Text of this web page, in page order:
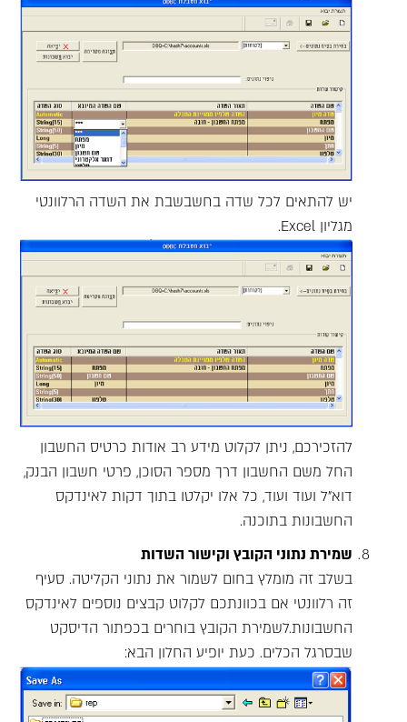
יש להתאים לכל שדה בחשבשבת את השדה הרלוונטי
מגליון Excel.
להזכירכם, ניתן לקלוט מידע רב אודות כרטיס החשבון
החל משם החשבון דרך מספר הסוכן, פרטי חשבון הבנק,
דוא"ל ועוד ועוד, כל אלו יקלטו בתוך דקות לאינדקס
החשבונות בתוכנה.
שמירת נתוני הקובץ וקישור השדות
בשלב זה מומלץ בחום לשמור את נתוני הקליטה. סעיף
זה רלוונטי אם בכוונתכם לקלוט קבצים נוספים לאינדקס
החשבונות.לשמירת הקובץ בוחרים בכפתור הדיסקט
שבסרגל הכלים. כעת יופיע החלון הבא: